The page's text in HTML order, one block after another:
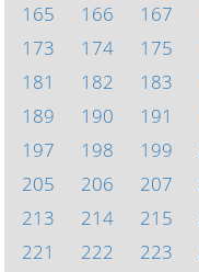
165
166 167
173
174 175
181
182 183
189
190 191
197
198 199
205
206 207
213
214 215
221
222 223